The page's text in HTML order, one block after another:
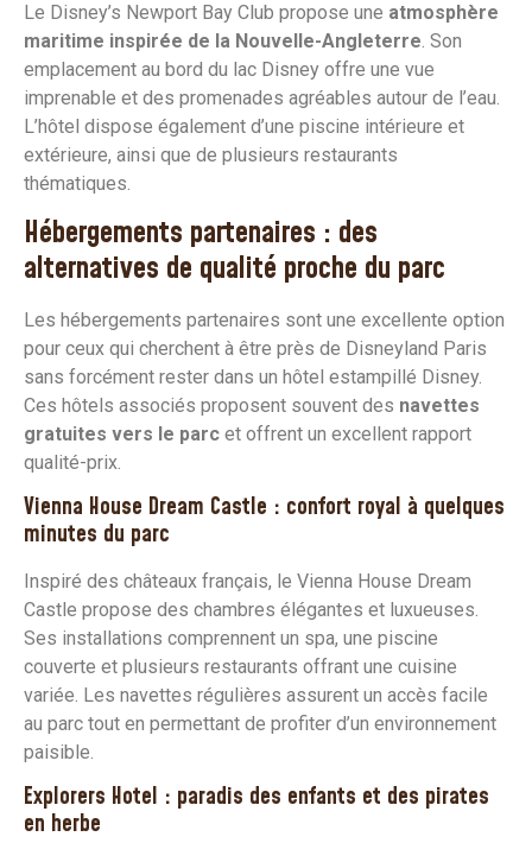
Le Disney’s Newport Bay Club propose une atmosphère
maritime inspirée de la Nouvelle-Angleterre. Son
emplacement au bord du lac Disney offre une vue
imprenable et des promenades agréables autour de l’eau.
L’hôtel dispose également d’une piscine intérieure et
extérieure, ainsi que de plusieurs restaurants
thématiques.
Hébergements partenaires : des
alternatives de qualité proche du parc
Les hébergements partenaires sont une excellente option
pour ceux qui cherchent à être près de Disneyland Paris
sans forcément rester dans un hôtel estampillé Disney.
Ces hôtels associés proposent souvent des navettes
gratuites vers le parc et offrent un excellent rapport
qualité-prix.
Vienna House Dream Castle : confort royal à quelques
minutes du parc
Inspiré des châteaux français, le Vienna House Dream
Castle propose des chambres élégantes et luxueuses.
Ses installations comprennent un spa, une piscine
couverte et plusieurs restaurants offrant une cuisine
variée. Les navettes régulières assurent un accès facile
au parc tout en permettant de profiter d’un environnement
paisible.
Explorers Hotel : paradis des enfants et des pirates
en herbe